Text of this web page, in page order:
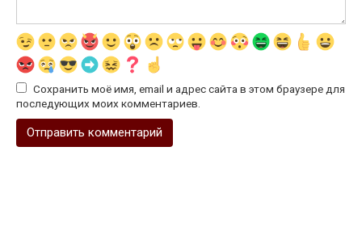
Сохранить моё имя, email и адрес сайта в этом браузере для
последующих моих комментариев.